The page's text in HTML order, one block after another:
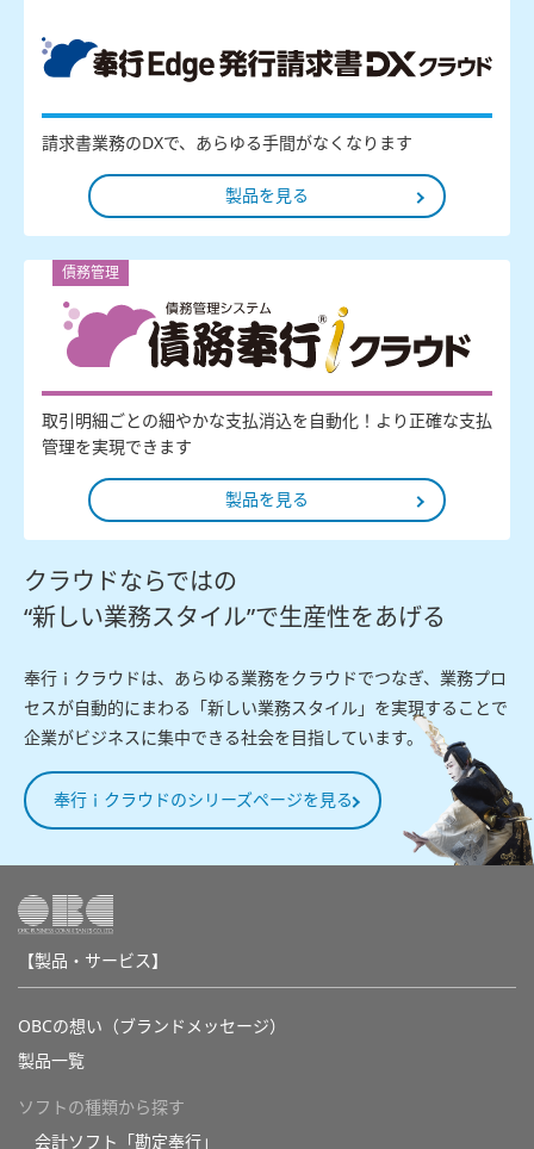
請求書業務のDXで、あらゆる手間がなくなります
製品を見る
債務管理
取引明細ごとの細やかな支払消込を自動化！より正確な支払
管理を実現できます
製品を見る
クラウドならではの
“新しい業務スタイル”で生産性をあげる
奉行ｉクラウドは、あらゆる業務をクラウドでつなぎ、業務プロ
セスが自動的にまわる「新しい業務スタイル」を実現することで
企業がビジネスに集中できる社会を目指しています。
奉行ｉクラウドのシリーズページを見る
【製品・サービス】
OBCの想い（ブランドメッセージ）
製品一覧
ソフトの種類から探す
会計ソフト「勘定奉行」